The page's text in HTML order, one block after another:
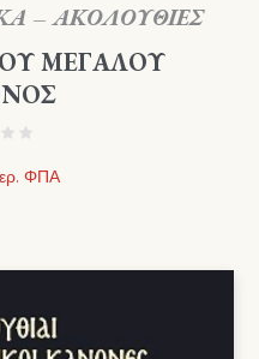
– ΑΚΟΛΟΥΘΙΕΣ
ΜΕΓΑΛΟΥ
ΦΠΑ